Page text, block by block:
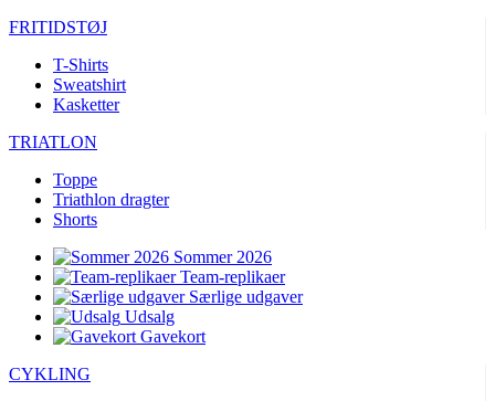
FRITIDSTØJ
T-Shirts
Sweatshirt
Kasketter
TRIATLON
Toppe
Triathlon dragter
Shorts
Sommer 2026
Team-replikaer
Særlige udgaver
Udsalg
Gavekort
CYKLING